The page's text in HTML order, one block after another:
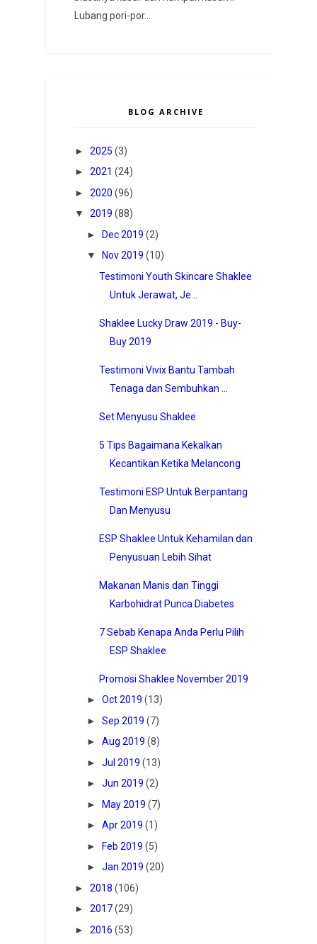
Lubang pori-por...
BLOG ARCHIVE
► 2025 (3)
► 2021 (24)
► 2020 (96)
▼
2019 (88)
►
Dec 2019 (2)
▼
Nov 2019 (10)
Testimoni Youth Skincare Shaklee
Untuk Jerawat, Je...
Shaklee Lucky Draw 2019 - Buy-
Buy 2019
Testimoni Vivix Bantu Tambah
Tenaga dan Sembuhkan ...
Set Menyusu Shaklee
5 Tips Bagaimana Kekalkan
Kecantikan Ketika Melancong
Testimoni ESP Untuk Berpantang
Dan Menyusu
ESP Shaklee Untuk Kehamilan dan
Penyusuan Lebih Sihat
Makanan Manis dan Tinggi
Karbohidrat Punca Diabetes
7 Sebab Kenapa Anda Perlu Pilih
ESP Shaklee
Promosi Shaklee November 2019
► Oct 2019 (13)
► Sep 2019 (7)
► Aug 2019 (8)
► Jul 2019 (13)
► Jun 2019 (2)
►
May 2019 (7)
► Apr 2019 (1)
►
Feb 2019 (5)
► Jan 2019 (20)
► 2018 (106)
► 2017(29)
► 2016 (53)